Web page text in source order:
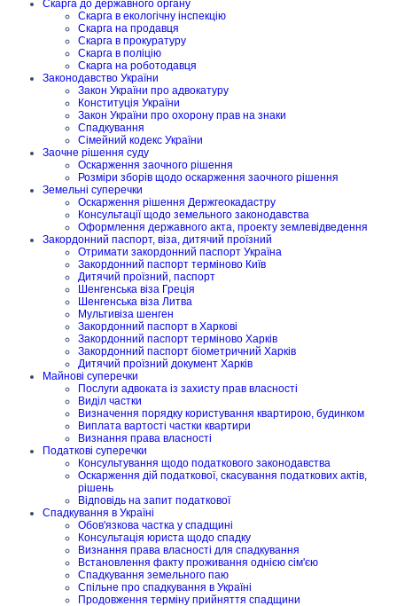
Скарга до державного органу
Скарга в екологічну інспекцію
Скарга на продавця
Скарга в прокуратуру
Скарга в поліцію
Скарга на роботодавця
Законодавство України
Закон України про адвокатуру
Конституція України
Закон України про охорону прав на знаки
Спадкування
Сімейний кодекс України
Заочне рішення суду
Оскарження заочного рішення
Розміри зборів щодо оскарження заочного рішення
Земельні суперечки
Оскарження рішення Держгеокадастру
Консультації щодо земельного законодавства
Оформлення державного акта, проекту землевідведення
Закордонний паспорт, віза, дитячий проїзний
Отримати закордонний паспорт Україна
Закордонний паспорт терміново Київ
Дитячий проїзний, паспорт
Шенгенська віза Греція
Шенгенська віза Литва
Мультивіза шенген
Закордонний паспорт в Харкові
Закордонний паспорт терміново Харків
Закордонний паспорт біометричний Харків
Дитячий проїзний документ Харків
Майнові суперечки
Послуги адвоката із захисту прав власності
Виділ частки
Визначення порядку користування квартирою, будинком
Виплата вартості частки квартири
Визнання права власності
Податкові суперечки
Консультування щодо податкового законодавства
Оскарження дій податкової, скасування податкових актів,
рішень
Відповідь на запит податкової
Спадкування в Україні
Обов'язкова частка у спадщині
Консультація юриста щодо спадку
Визнання права власності для спадкування
Встановлення факту проживання однією сім'єю
Спадкування земельного паю
Спільне про спадкування в Україні
Продовження терміну прийняття спадщини